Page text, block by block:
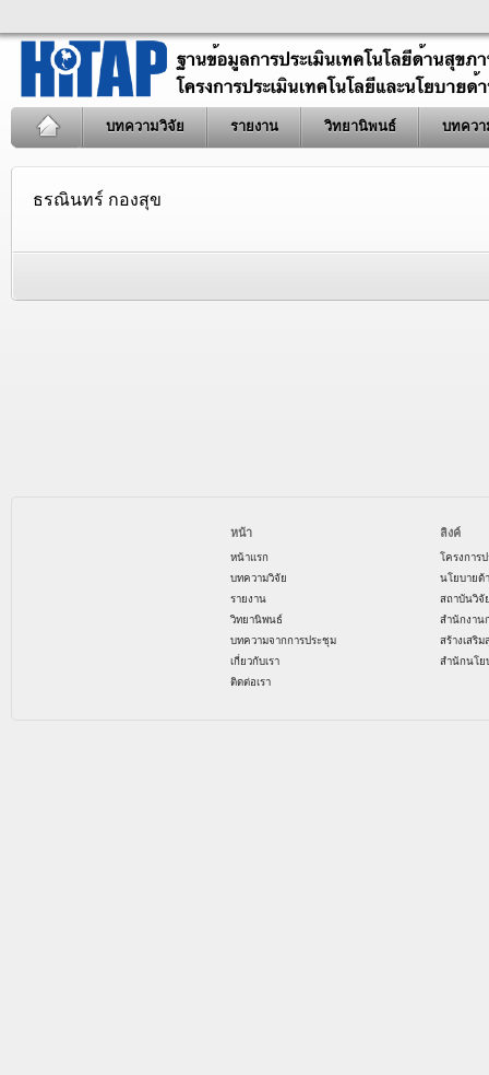
บทความวิจัย รายงาน วิทยานิพนธ์ บทควา
ธรณินทร์ กองสุข
หน้า
หน้าแรก
บทความวิจัย
รายงาน
วิทยานิพนธ์
บทความจากการประชุม
เกี่ยวกับเรา
ติดต่อเรา
ลิงค์
โครงการ
นโยบายด้
สถาบันวิจั
สำนักงาน
สร้างเสริ
สำนักนโย